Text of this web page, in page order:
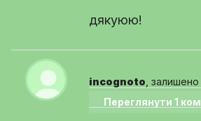
дякуюю!
incognoto ,
Переглянути 1